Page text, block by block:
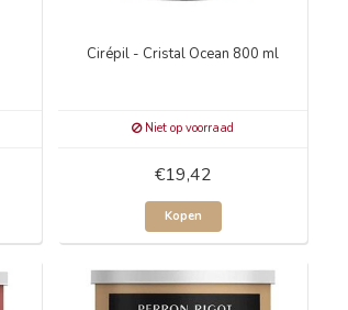
Cirépil - Cristal Ocean 800 ml
Niet op voorraad
€19,42
Kopen